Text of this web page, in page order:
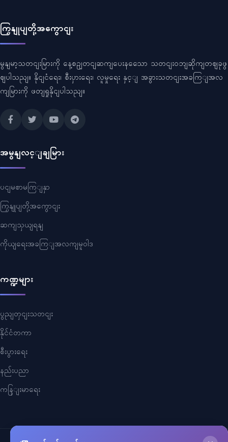
ကြှနျုပျတို့အကွောငျး
မွနျမာ့သတငျးမြားကို နေ့စဥျတငျဆကျပေးနသေော သတငျးဝဘျဆိုကျတဈခုဖွ
ဈပါသညျ။ နိုငျငံရေး၊ စီးပှားရေး၊ လူမှုရေး နှင့ျ အခွားသတငျးအခကြျအလ
ကျမြားကို ဖတျရှုနိုငျပါသညျ။
အမွနျလင့ျချမြား
ပငျမစာမကြျနှာ
ကြှနျုပျတို့အကွောငျး
ဆကျသှယျရနျ
ကိုယျရေးအခကြျအလကျမူဝါဒ
ကဏ္ဍများ
ပွညျတှငျးသတငျး
နိုင်ငံတကာ
စီးပွားရေး
နည်းပညာ
ကနြျးမာရေး